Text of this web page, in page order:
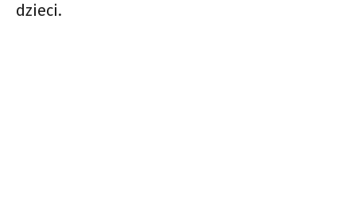
dzieci.